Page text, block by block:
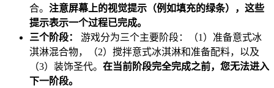
合。 注意屏幕上的视觉提示（例如填充的绿条），这些
提示表示一个过程已完成。
三个阶段：
游戏分为三个主要阶段：（1）准备意式冰
淇淋混合物，（2）搅拌意式冰淇淋和准备配料，以及
（3）装饰圣代。 在当前阶段完全完成之前，您无法进入
下一阶段。